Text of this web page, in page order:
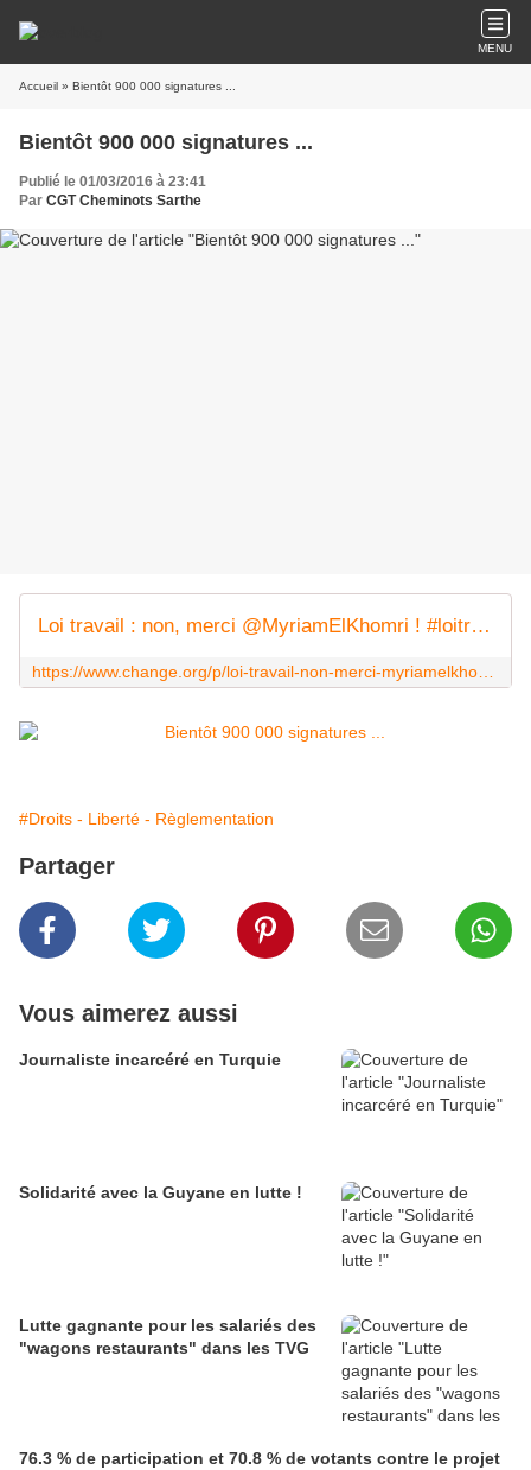
MENU
Accueil » Bientôt 900 000 signatures ...
Bientôt 900 000 signatures ...
Publié le 01/03/2016 à 23:41
Par CGT Cheminots Sarthe
Loi travail : non, merci @MyriamElKhomri ! #loitravailnonmerci
#Droits - Liberté - Règlementation
Partager
Vous aimerez aussi
Journaliste incarcéré en Turquie
Solidarité avec la Guyane en lutte !
Lutte gagnante pour les salariés des
"wagons restaurants" dans les TVG
76.3 % de participation et 70.8 % de votants contre le projet